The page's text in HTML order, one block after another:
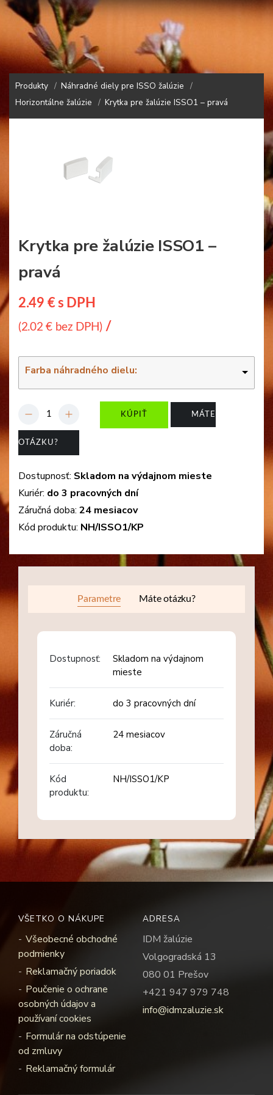
Produkty
Náhradné diely pre ISSO žalúzie
Horizontálne žalúzie
Krytka pre žalúzie ISSO1 – pravá
Krytka pre žalúzie ISSO1 –
pravá
2.49 € s DPH
(2.02 € bez DPH) /
Farba náhradného dielu:
- + KÚPIŤ MÁTE
OTÁZKU?
Dostupnosť: Skladom na výdajnom mieste
Kuriér: do 3 pracovných dní
Záručná doba: 24 mesiacov
Kód produktu: NH/ISSO1/KP
Parametre Máte otázku?
Dostupnosť:
Skladom na výdajnom
mieste
Kuriér: do 3 pracovných dní
Záručná
doba:
24 mesiacov
Kód
produktu:
NH/ISSO1/KP
VŠETKO O NÁKUPE
Všeobecné obchodné
podmienky
Reklamačný poriadok
Poučenie o ochrane
osobných údajov a
používaní cookies
Formulár na odstúpenie
od zmluvy
Reklamačný formulár
ADRESA
IDM žalúzie
Volgogradská 13
080 01 Prešov
+421 947 979 748
info@idmzaluzie.sk